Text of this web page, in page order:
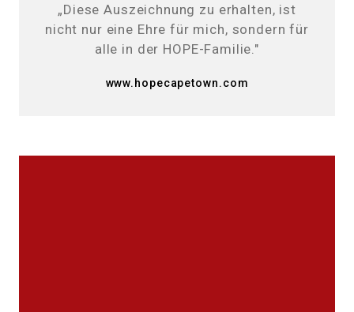
„Diese Auszeichnung zu erhalten, ist
nicht nur eine Ehre für mich, sondern für
alle in der HOPE-Familie."
www.hopecapetown.com